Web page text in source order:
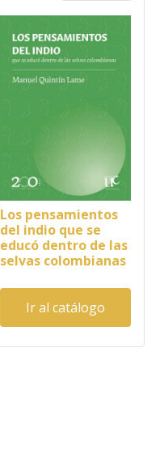
Los pensamientos
del indio que se
educó dentro de las
selvas colombianas
Ir al catálogo